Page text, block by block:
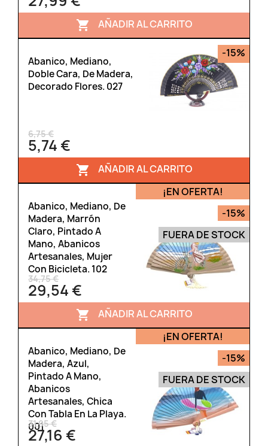
 AÑADIR AL CARRITO
Abanico, Mediano,
Doble Cara, De Madera,
Decorado Flores. 027
6,75 €
5,74 €
-15%
 AÑADIR AL CARRITO
Abanico, Mediano, De
Madera, Marrón
Claro, Pintado A
Mano, Abanicos
Artesanales, Mujer
Con Bicicleta. 102
34,75 €
29,54 €
¡EN OFERTA!
-15%
FUERA DE STOCK
 AÑADIR AL CARRITO
Abanico, Mediano, De
Madera, Azul,
Pintado A Mano,
Abanicos
Artesanales, Chica
Con Tabla En La Playa.
001
31,95 €
27,16 €
¡EN OFERTA!
-15%
FUERA DE STOCK